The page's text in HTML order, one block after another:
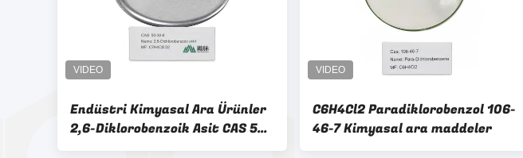
Endüstri Kimyasal Ara Ürünler
2,6-Diklorobenzoik Asit CAS 50-
30-6 C7H4Cl2O2
C6H4Cl2 Paradiklorobenzol 106-
46-7 Kimyasal ara maddeler